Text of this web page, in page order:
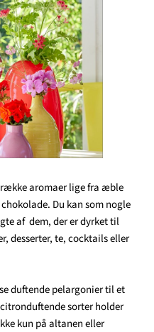
aromaer lige fra æble
Du kan som nogle
af dem, der er dyrket til
desserter, te, cocktails eller
duftende pelargonier til et
sorter holder
kun på altanen eller